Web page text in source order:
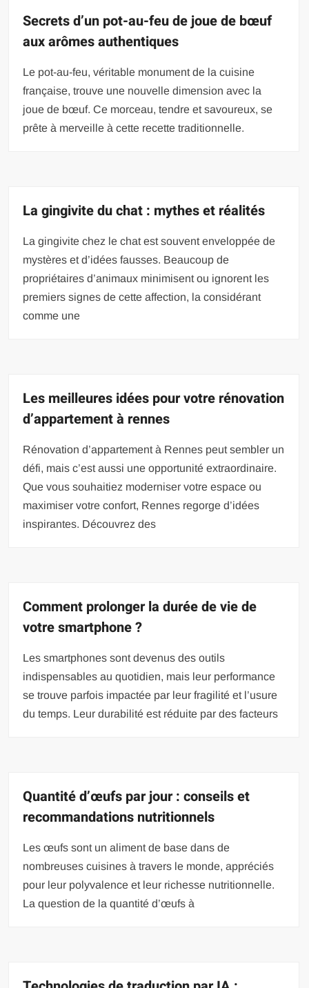
Secrets d’un pot-au-feu de joue de bœuf
aux arômes authentiques
Le pot-au-feu, véritable monument de la cuisine
française, trouve une nouvelle dimension avec la
joue de bœuf. Ce morceau, tendre et savoureux, se
prête à merveille à cette recette traditionnelle.
La gingivite du chat : mythes et réalités
La gingivite chez le chat est souvent enveloppée de
mystères et d’idées fausses. Beaucoup de
propriétaires d’animaux minimisent ou ignorent les
premiers signes de cette affection, la considérant
comme une
Les meilleures idées pour votre rénovation
d’appartement à rennes
Rénovation d’appartement à Rennes peut sembler un
défi, mais c’est aussi une opportunité extraordinaire.
Que vous souhaitiez moderniser votre espace ou
maximiser votre confort, Rennes regorge d’idées
inspirantes. Découvrez des
Comment prolonger la durée de vie de
votre smartphone ?
Les smartphones sont devenus des outils
indispensables au quotidien, mais leur performance
se trouve parfois impactée par leur fragilité et l’usure
du temps. Leur durabilité est réduite par des facteurs
Quantité d’œufs par jour : conseils et
recommandations nutritionnels
Les œufs sont un aliment de base dans de
nombreuses cuisines à travers le monde, appréciés
pour leur polyvalence et leur richesse nutritionnelle.
La question de la quantité d’œufs à